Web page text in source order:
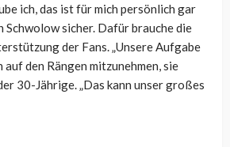
ich, das ist für mich persönlich gar
Schwolow sicher. Dafür brauche die
der Fans. „Unsere Aufgabe
auf den Rängen mitzunehmen, sie
30-Jährige. „Das kann unser großes